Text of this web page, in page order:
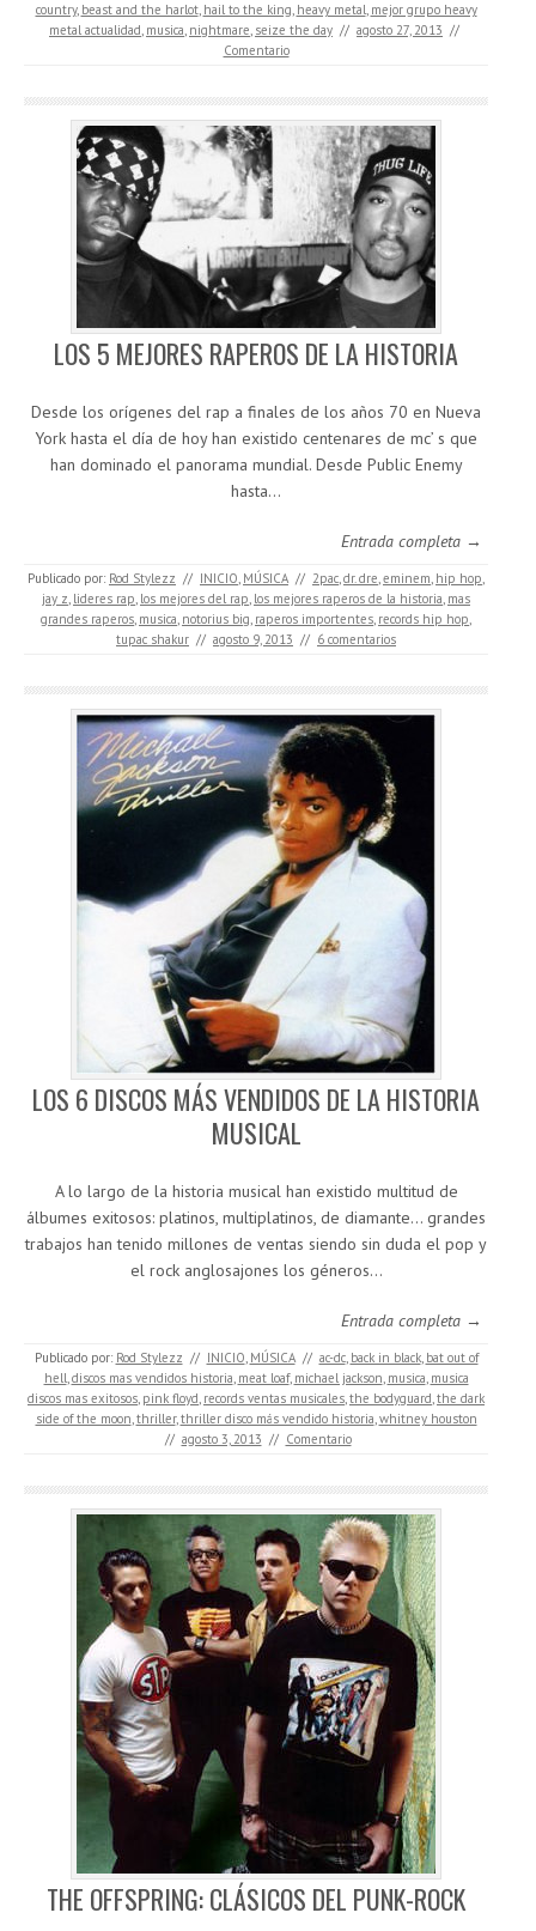
country, beast and the harlot, hail to the king, heavy metal, mejor grupo heavy
metal actualidad, musica, nightmare, seize the day // agosto 27, 2013 //
Comentario
LOS 5 MEJORES RAPEROS DE LA HISTORIA
Desde los orígenes del rap a finales de los años 70 en Nueva
York hasta el día de hoy han existido centenares de mc’ s que
han dominado el panorama mundial. Desde Public Enemy
hasta…
Entrada completa →
Publicado por: Rod Stylezz // INICIO, MÚSICA // 2pac,dr. dre,eminem, hip hop,
jay z, lideres rap, los mejores del rap, los mejores raperos de la historia, mas
grandes raperos, musica, notorius big, raperos importentes, records hip hop,
tupac shakur // agosto 9, 2013 // 6 comentarios
LOS 6 DISCOS MÁS VENDIDOS DE LA HISTORIA
MUSICAL
A lo largo de la historia musical han existido multitud de
álbumes exitosos: platinos, multiplatinos, de diamante… grandes
trabajos han tenido millones de ventas siendo sin duda el pop y
el rock anglosajones los géneros…
Entrada completa →
Publicado por: Rod Stylezz // INICIO, MÚSICA // ac-dc, back in black, bat out of
hell,discos mas vendidos historia, meat loaf, michael jackson, musica, musica
discos mas exitosos, pink floyd, records ventas musicales,the bodyguard,the dark
side of the moon,thriller,thriller disco más vendido historia,whitney houston
// agosto 3, 2013 // Comentario
THE OFFSPRING: CLÁSICOS DEL PUNK-ROCK